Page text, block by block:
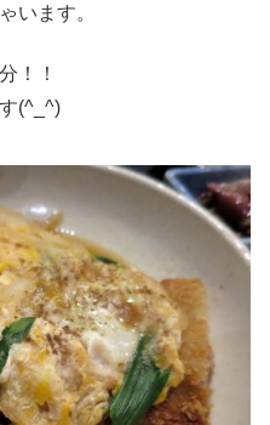
います。
！！
(^_^)